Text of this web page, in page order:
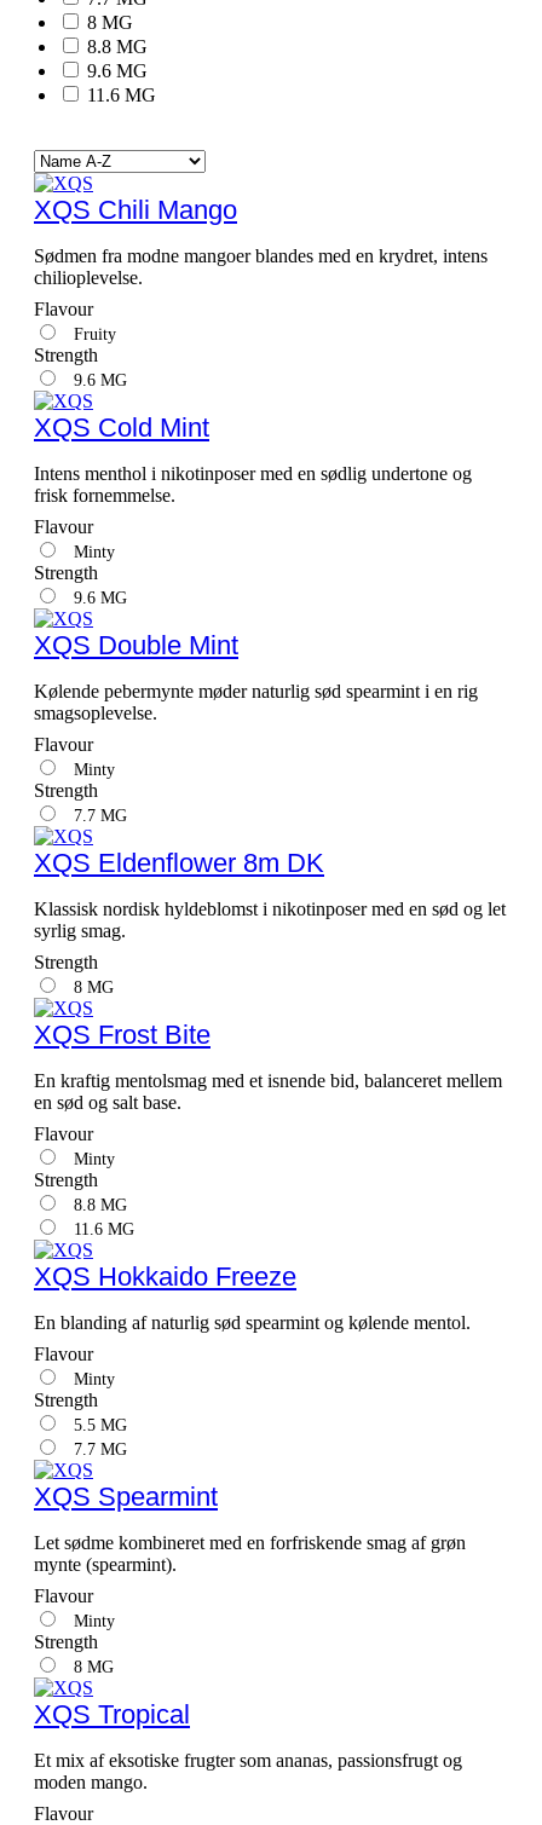
8 MG
8.8 MG
9.6 MG
11.6 MG
XQS Chili Mango
Sødmen fra modne mangoer blandes med en krydret, intens
chilioplevelse.
Flavour
Fruity
Strength
9.6 MG
XQS Cold Mint
Intens menthol i nikotinposer med en sødlig undertone og
frisk fornemmelse.
Flavour
Minty
Strength
9.6 MG
XQS Double Mint
Kølende pebermynte møder naturlig sød spearmint i en rig
smagsoplevelse.
Flavour
Minty
Strength
7.7 MG
XQS Eldenflower 8m DK
Klassisk nordisk hyldeblomst i nikotinposer med en sød og let
syrlig smag.
Strength
8 MG
XQS Frost Bite
En kraftig mentolsmag med et isnende bid, balanceret mellem
en sød og salt base.
Flavour
Minty
Strength
8.8 MG
11.6 MG
XQS Hokkaido Freeze
En blanding af naturlig sød spearmint og kølende mentol.
Flavour
Minty
Strength
5.5 MG
7.7 MG
XQS Spearmint
Let sødme kombineret med en forfriskende smag af grøn
mynte (spearmint).
Flavour
Minty
Strength
8 MG
XQS Tropical
Et mix af eksotiske frugter som ananas, passionsfrugt og
moden mango.
Flavour